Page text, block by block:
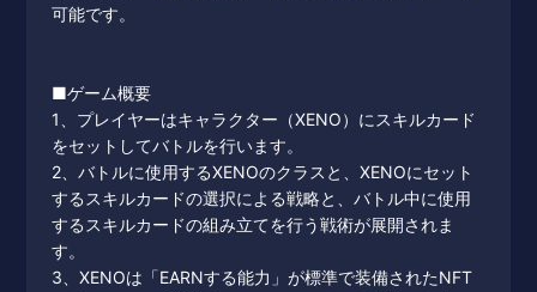
可能です。
■ゲーム概要
1、プレイヤーはキャラクター（XENO）にスキルカード
をセットしてバトルを行います。
2、バトルに使用するXENOのクラスと、XENOにセット
するスキルカードの選択による戦略と、バトル中に使用
するスキルカードの組み立てを行う戦術が展開されま
す。
3、XENOは「EARNする能力」が標準で装備されたNFT